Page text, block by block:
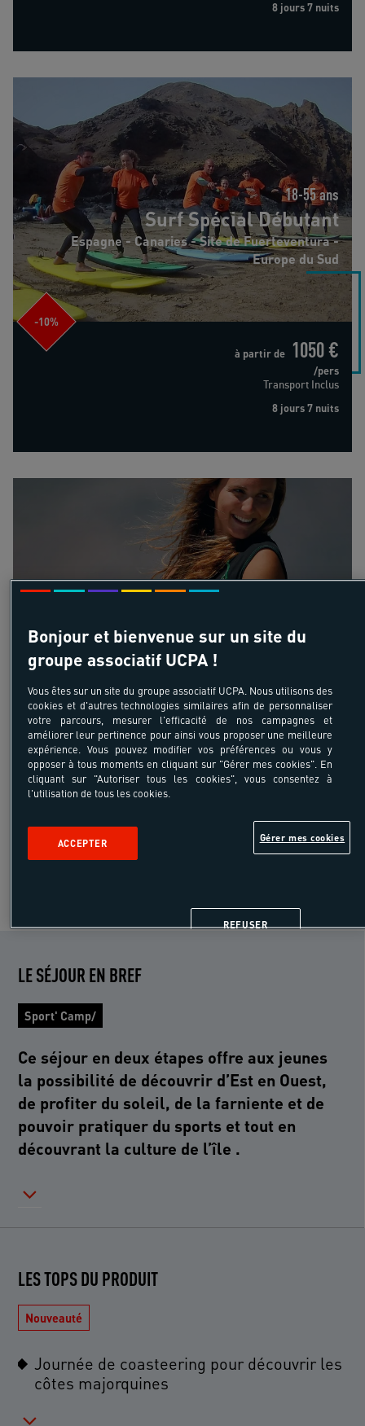
8 jours 7 nuits
18-55 ans
Surf Spécial Débutant
Espagne - Canaries - Site de Fuerteventura -
Europe du Sud
-10%
à partir de 1050 €
/pers
Transport Inclus
8 jours 7 nuits
Espagne - Canaries - Site de Fuerteventura -
-10%
à partir de 1220 € 1098 €
/pers
Transport Inclus
LE SÉJOUR EN BREF
Sport' Camp/
Ce séjour en deux étapes offre aux jeunes
la possibilité de découvrir d’Est en Ouest,
de profiter du soleil, de la farniente et de
pouvoir pratiquer du sports et tout en
LES TOPS DU PRODUIT
Nouveauté
Journée de coasteering pour découvrir les
côtes majorquines
Bonjour et bienvenue sur un site du
groupe associatif UCPA !
Vous êtes sur un site du groupe associatif UCPA. Nous utilisons des
cookies et d'autres technologies similaires afin de personnaliser
votre parcours, mesurer l'efficacité de nos campagnes et
améliorer leur pertinence pour ainsi vous proposer une meilleure
expérience. Vous pouvez modifier vos préférences ou vous y
opposer à tous moments en cliquant sur "Gérer mes cookies". En
cliquant sur "Autoriser tous les cookies", vous consentez à
l'utilisation de tous les cookies.
Gérer mes cookies
REFUSER
ACCEPTER